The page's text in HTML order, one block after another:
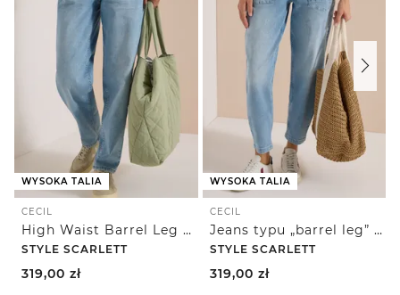
WYSOKA TALIA
CECIL
High Waist Barrel Leg Jeans w kroju Loose Fit
STYLE SCARLETT
319,00 zł
WYSOKA TALIA
CECIL
Jeans typu „barrel leg” z naszywanymi kieszeniami
STYLE SCARLETT
319,00 zł